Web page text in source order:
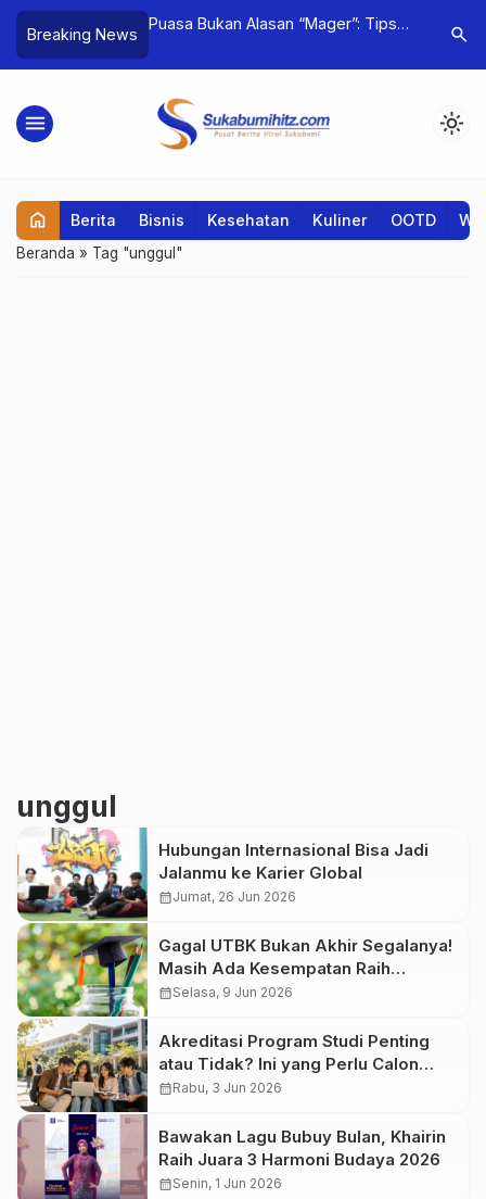
Breaking News
Positif Sejak Awal
Puasa Bukan Alasan “Mager”: Tips
Ramadhan
KB-TK
2023
search
menu light_mode
home Berita Bisnis Kesehatan Kuliner OOTD
Beranda » Tag "unggul"
unggul
Hubungan Internasional Bisa Jadi
Jalanmu ke Karier Global
calendar_monthJumat, 26 Jun 2026
Gagal UTBK Bukan Akhir Segalanya!
Masih Ada Kesempatan Raih
Beasiswa Kuliah
calendar_monthSelasa, 9 Jun 2026
Akreditasi Program Studi Penting
atau Tidak? Ini yang Perlu Calon
Mahasiswa Ketahui
calendar_monthRabu, 3 Jun 2026
Bawakan Lagu Bubuy Bulan, Khairin
Raih Juara 3 Harmoni Budaya 2026
calendar_monthSenin, 1 Jun 2026